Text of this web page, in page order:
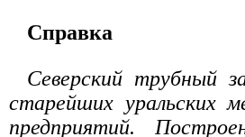
Справка
Северский трубный
старейших уральских
предприятий.